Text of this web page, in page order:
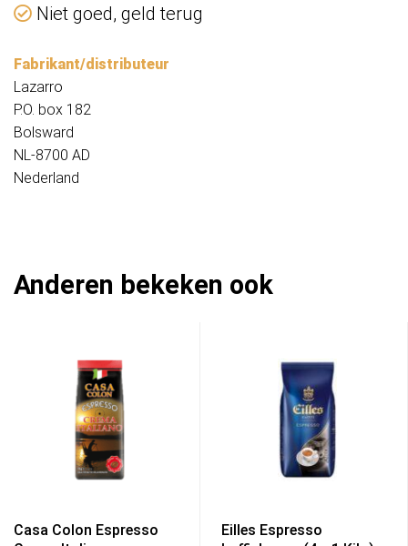
Niet goed, geld terug
Fabrikant/distributeur
Lazarro
P.O. box 182
Bolsward
NL-8700 AD
Nederland
Anderen bekeken ook
Casa Colon Espresso
Eilles Espresso